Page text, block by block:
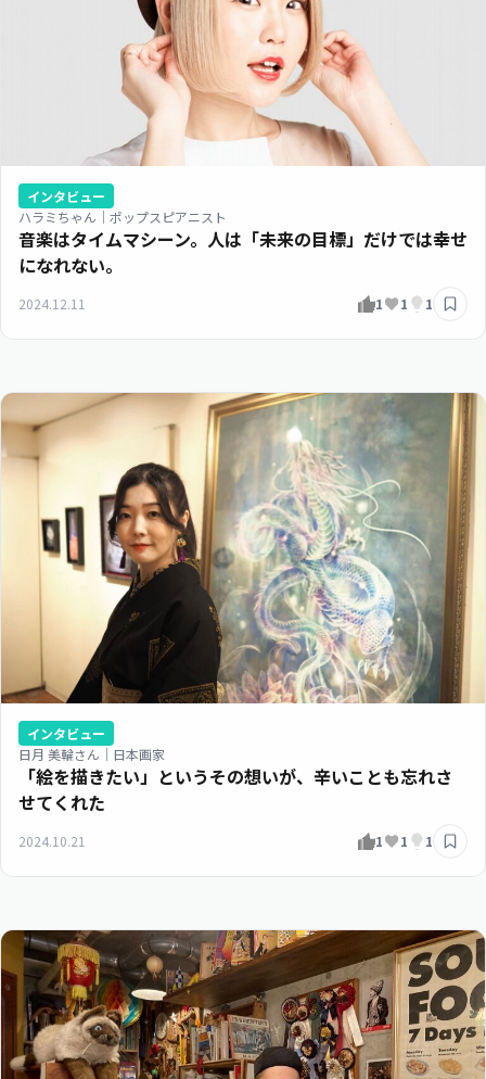
インタビュー
ハラミちゃん｜ポップスピアニスト
音楽はタイムマシーン。人は「未来の目標」だけでは幸せ
になれない。
2024.12.11 1 1 1
インタビュー
日月 美輪さん｜日本画家
「絵を描きたい」というその想いが、辛いことも忘れさ
せてくれた
2024.10.21 1 1 1